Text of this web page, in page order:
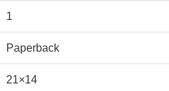
1
Paperback
14×21